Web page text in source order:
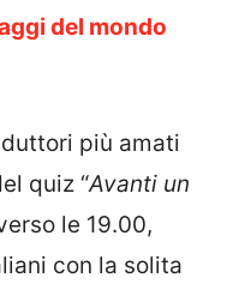
del mondo
più amati
quiz “Avanti un
le 19.00,
con la solita